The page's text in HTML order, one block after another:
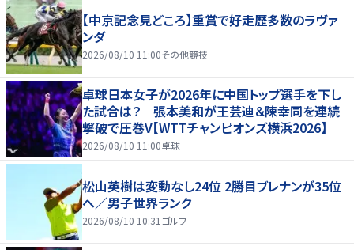
【中京記念見どころ】重賞で好走歴多数のラヴァ
ンダ
2026/08/10 11:00その他競技
卓球日本女子が2026年に中国トップ選手を下し
た試合は？ 張本美和が王芸迪＆陳幸同を連続
撃破で圧巻V【WTTチャンピオンズ横浜2026】
2026/08/10 11:00卓球
松山英樹は変動なし24位 2勝目ブレナンが35位
へ／男子世界ランク
2026/08/10 10:31 ゴルフ